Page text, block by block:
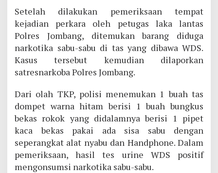
Setelah dilakukan pemeriksaan tempat
kejadian perkara oleh petugas laka lantas
Polres Jombang, ditemukan barang diduga
narkotika sabu-sabu di tas yang dibawa WDS.
Kasus tersebut kemudian dilaporkan
satresnarkoba Polres Jombang.
Dari olah TKP, polisi menemukan 1 buah tas
dompet warna hitam berisi 1 buah bungkus
bekas rokok yang didalamnya berisi 1 pipet
kaca bekas pakai ada sisa sabu dengan
seperangkat alat nyabu dan Handphone. Dalam
pemeriksaan, hasil tes urine WDS positif
mengonsumsi narkotika sabu-sabu.